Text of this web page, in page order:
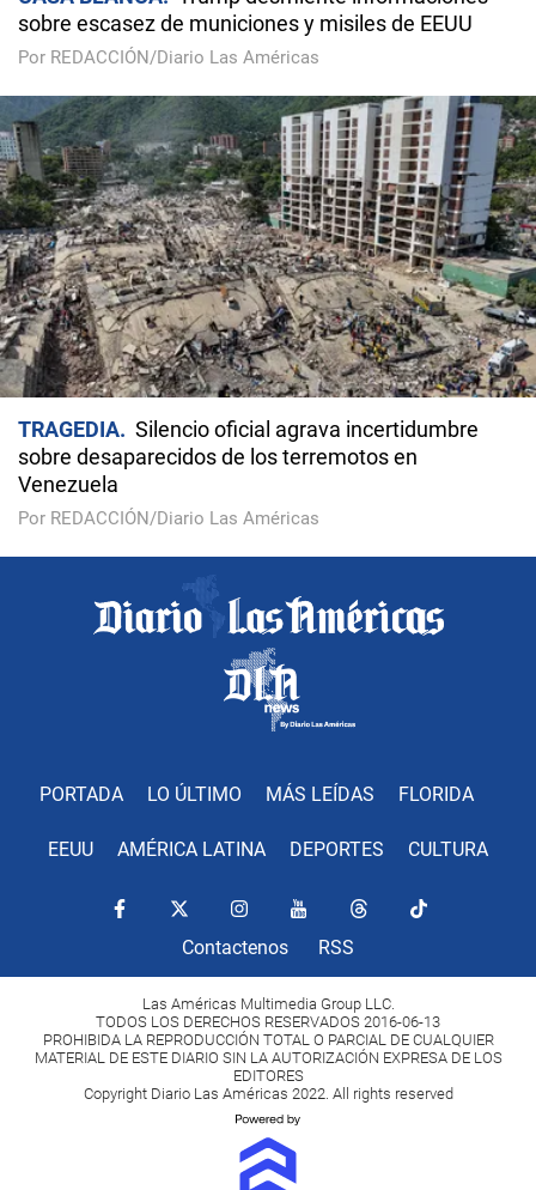
sobre escasez de municiones y misiles de EEUU
Por REDACCIÓN/Diario Las Américas
TRAGEDIA
Silencio oficial agrava incertidumbre
sobre desaparecidos de los terremotos en
Venezuela
Por REDACCIÓN/Diario Las Américas
PORTADA LO ÚLTIMO MÁS LEÍDAS FLORIDA
EEUU AMÉRICA LATINA DEPORTES CULTURA
Contactenos RSS
Las Américas Multimedia Group LLC.
TODOS LOS DERECHOS RESERVADOS 2016-06-13
PROHIBIDA LA REPRODUCCIÓN TOTAL O PARCIAL DE CUALQUIER
MATERIAL DE ESTE DIARIO SIN LA AUTORIZACIÓN EXPRESA DE LOS
EDITORES
Copyright Diario Las Américas 2022. All rights reserved